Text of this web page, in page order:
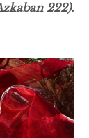
222).